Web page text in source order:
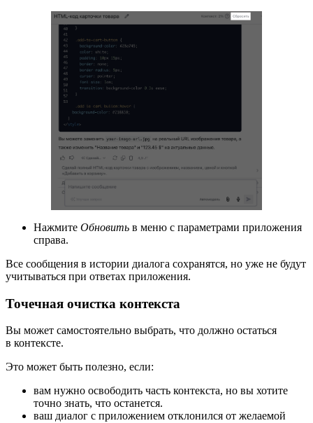
Нажмите Обновить в меню с параметрами приложения
справа.
Все сообщения в истории диалога сохранятся, но уже не будут
учитываться при ответах приложения.
Точечная очистка контекста
Вы может самостоятельно выбрать, что должно остаться
в контексте.
Это может быть полезно, если:
вам нужно освободить часть контекста, но вы хотите
точно знать, что останется.
ваш диалог с приложением отклонился от желаемой